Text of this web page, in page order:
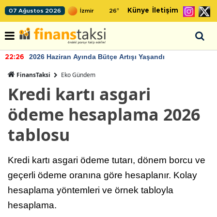
07 Ağustos 2026 26° Künye İletişim
22:26 2026 Haziran Ayında Bütçe Artışı Yaşandı
FinansTaksi Eko Gündem
Kredi kartı asgari
ödeme hesaplama 2026
tablosu
Kredi kartı asgari ödeme tutarı, dönem borcu ve
geçerli ödeme oranına göre hesaplanır. Kolay
hesaplama yöntemleri ve örnek tabloyla
hesaplama.